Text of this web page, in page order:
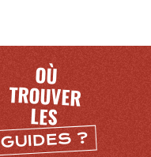
OÙ
TROUVER
LES
GUIDES ?